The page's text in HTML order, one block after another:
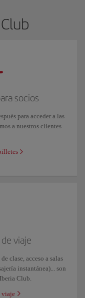
socios
para acceder a las
a nuestros clientes
viaje
clase, acceso a salas
instantánea)... son
Club.
viaje